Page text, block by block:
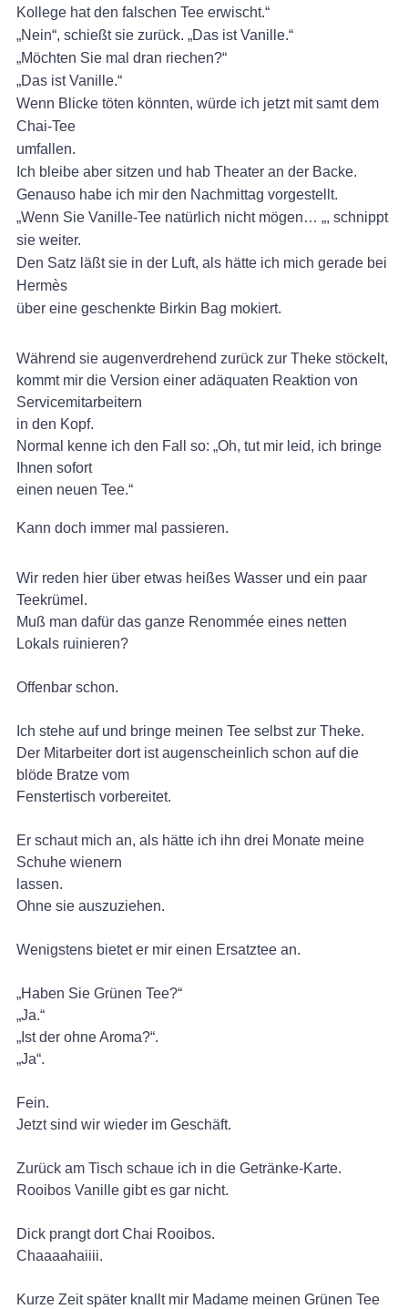
Kollege hat den falschen Tee erwischt.“
„Nein“, schießt sie zurück. „Das ist Vanille.“
„Möchten Sie mal dran riechen?“
„Das ist Vanille.“
Wenn Blicke töten könnten, würde ich jetzt mit samt dem
Chai-Tee
umfallen.
Ich bleibe aber sitzen und hab Theater an der Backe.
Genauso habe ich mir den Nachmittag vorgestellt.
„Wenn Sie Vanille-Tee natürlich nicht mögen… „, schnippt
sie weiter.
Den Satz läßt sie in der Luft, als hätte ich mich gerade bei
Hermès
über eine geschenkte Birkin Bag mokiert.
Während sie augenverdrehend zurück zur Theke stöckelt,
kommt mir die Version einer adäquaten Reaktion von
Servicemitarbeitern
in den Kopf.
Normal kenne ich den Fall so: „Oh, tut mir leid, ich bringe
Ihnen sofort
einen neuen Tee.“
Kann doch immer mal passieren.
Wir reden hier über etwas heißes Wasser und ein paar
Teekrümel.
Muß man dafür das ganze Renommée eines netten
Lokals ruinieren?
Offenbar schon.
Ich stehe auf und bringe meinen Tee selbst zur Theke.
Der Mitarbeiter dort ist augenscheinlich schon auf die
blöde Bratze vom
Fenstertisch vorbereitet.
Er schaut mich an, als hätte ich ihn drei Monate meine
Schuhe wienern
lassen.
Ohne sie auszuziehen.
Wenigstens bietet er mir einen Ersatztee an.
„Haben Sie Grünen Tee?“
„Ja.“
„Ist der ohne Aroma?“.
„Ja“.
Fein.
Jetzt sind wir wieder im Geschäft.
Zurück am Tisch schaue ich in die Getränke-Karte.
Rooibos Vanille gibt es gar nicht.
Dick prangt dort Chai Rooibos.
Chaaaahaiiii.
Kurze Zeit später knallt mir Madame meinen Grünen Tee